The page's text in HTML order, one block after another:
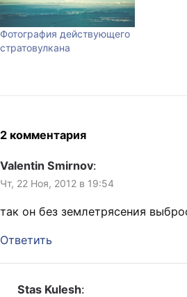
Фотография действующего
стратовулкана
2 комментария
Valentin Smirnov:
Чт, 22 Ноя, 2012 в 19:54
так он без землетрясения
Ответить
Stas Kulesh: